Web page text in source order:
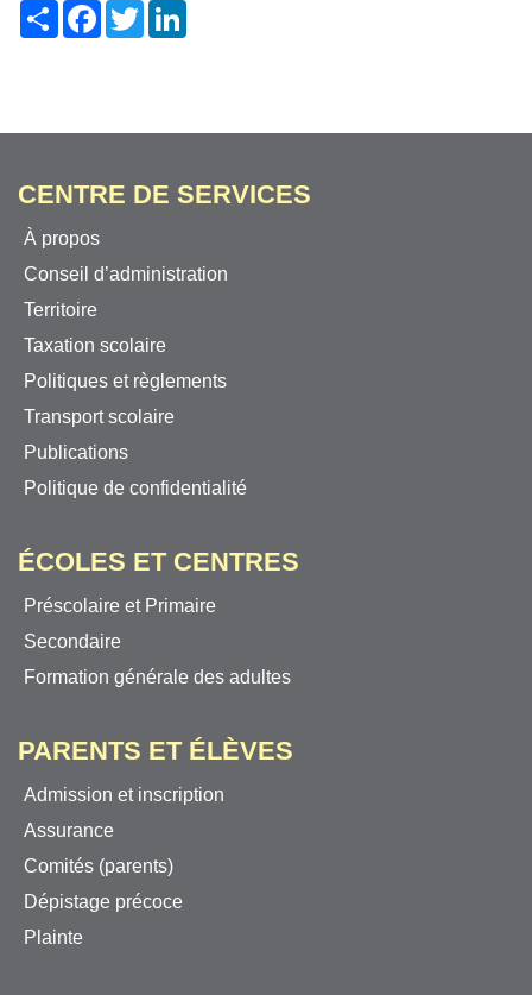
ShareFacebook
Twitter
CENTRE DE SERVICES
À propos
Conseil d’administration
Territoire
Taxation scolaire
Politiques et règlements
Transport scolaire
Publications
Politique de confidentialité
ÉCOLES ET CENTRES
Préscolaire et Primaire
Secondaire
Formation générale des adultes
PARENTS ET ÉLÈVES
Admission et inscription
Assurance
Comités (parents)
Dépistage précoce
Plainte